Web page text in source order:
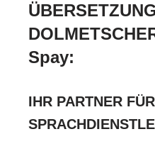
Spay:
IHR PARTNER FÜR